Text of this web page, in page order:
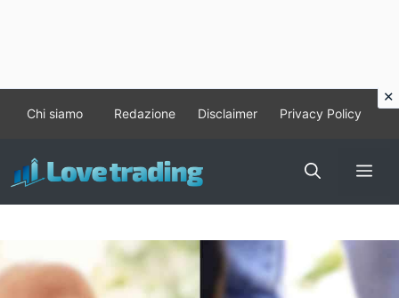
contenuto
Chi siamo Redazione Disclaimer Privacy Policy